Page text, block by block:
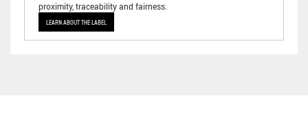
proximity, traceability and fairness.
LEARN ABOUT THE LABEL